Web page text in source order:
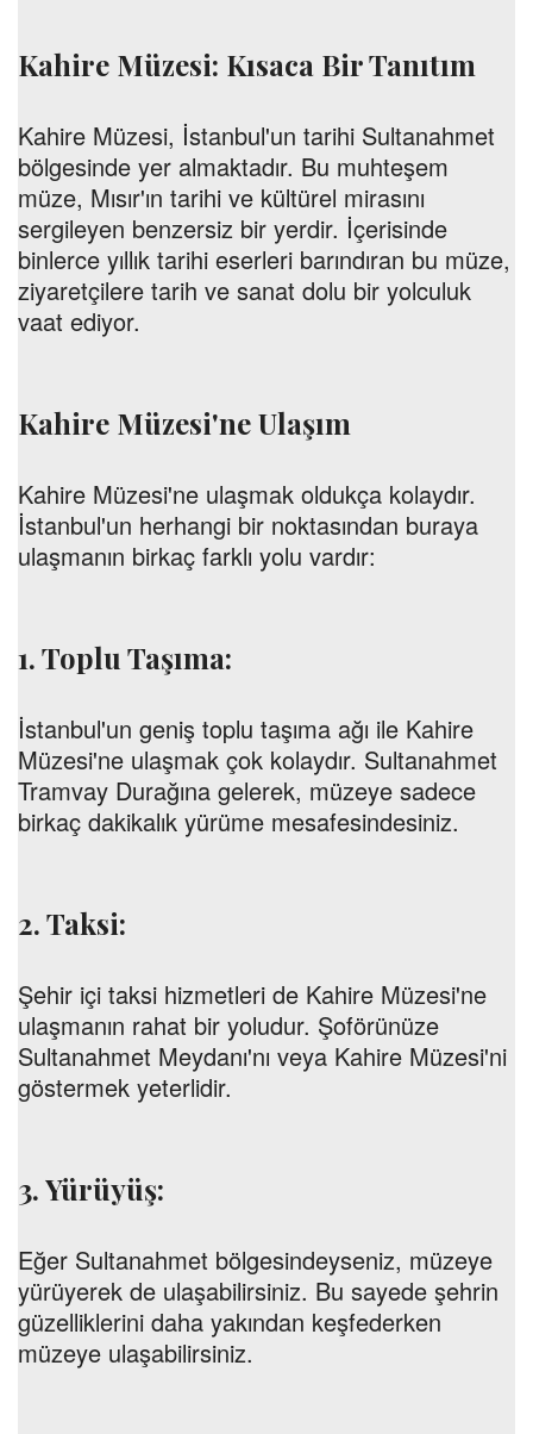
Kahire Müzesi: Kısaca Bir Tanıtım
Kahire Müzesi, İstanbul'un tarihi Sultanahmet
bölgesinde yer almaktadır. Bu muhteşem
müze, Mısır'ın tarihi ve kültürel mirasını
sergileyen benzersiz bir yerdir. İçerisinde
binlerce yıllık tarihi eserleri barındıran bu müze,
ziyaretçilere tarih ve sanat dolu bir yolculuk
vaat ediyor.
Kahire Müzesi'ne Ulaşım
Kahire Müzesi'ne ulaşmak oldukça kolaydır.
İstanbul'un herhangi bir noktasından buraya
ulaşmanın birkaç farklı yolu vardır:
1. Toplu Taşıma:
İstanbul'un geniş toplu taşıma ağı ile Kahire
Müzesi'ne ulaşmak çok kolaydır. Sultanahmet
Tramvay Durağına gelerek, müzeye sadece
birkaç dakikalık yürüme mesafesindesiniz.
2. Taksi:
Şehir içi taksi hizmetleri de Kahire Müzesi'ne
ulaşmanın rahat bir yoludur. Şoförünüze
Sultanahmet Meydanı'nı veya Kahire Müzesi'ni
göstermek yeterlidir.
3. Yürüyüş:
Eğer Sultanahmet bölgesindeyseniz, müzeye
yürüyerek de ulaşabilirsiniz. Bu sayede şehrin
güzelliklerini daha yakından keşfederken
müzeye ulaşabilirsiniz.